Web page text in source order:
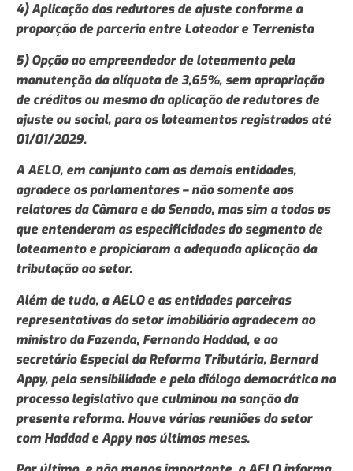
4) Aplicação dos redutores de ajuste conforme a
proporção de parceria entre Loteador e Terrenista
5) Opção ao empreendedor de loteamento pela
manutenção da alíquota de 3,65%, sem apropriação
de créditos ou mesmo da aplicação de redutores de
ajuste ou social, para os loteamentos registrados até
01/01/2029.
A AELO, em conjunto com as demais entidades,
agradece os parlamentares – não somente aos
relatores da Câmara e do Senado, mas sim a todos os
que entenderam as especificidades do segmento de
loteamento e propiciaram a adequada aplicação da
tributação ao setor.
Além de tudo, a AELO e as entidades parceiras
representativas do setor imobiliário agradecem ao
ministro da Fazenda, Fernando Haddad, e ao
secretário Especial da Reforma Tributária, Bernard
Appy, pela sensibilidade e pelo diálogo democrático no
processo legislativo que culminou na sanção da
presente reforma. Houve várias reuniões do setor
com Haddad e Appy nos últimos meses.